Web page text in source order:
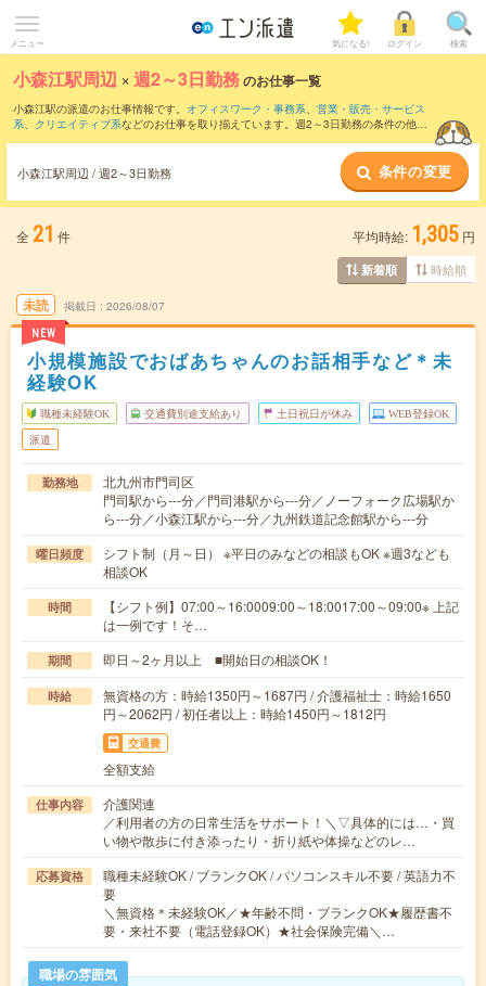
メニュー 気になる! ログイン 検索
小森江駅周辺 ×週2～3日勤務のお仕事一覧
小森江駅の派遣のお仕事情報です。 オフィスワーク・事務系、 営業・販売・サービス
系、 クリエイティブ系などのお仕事を取り揃えています。週2～3日勤務の条件の他
小森江駅周辺 / 週2～3日勤務 条件の変更
全 21 件 平均時給: 1,305 円
新着順 時給順
未読
NEW
掲載日 2026/08/07
小規模施設でおばあちゃんのお話相手など＊未
経験OK
職種未経験OK 交通費別途支給あり 土日祝日が休み WEB登録OK
派遣
勤務地
北九州市門司区
門司駅から---分／門司港駅から---分／ノーフォーク広場駅か
ら---分／小森江駅から---分／九州鉄道記念館駅から---分
曜日頻度
シフト制（月～日） ※平日のみなどの相談もOK ※週3なども
相談OK
時間
【シフト例】07:00～16:0009:00～18:0017:00～09:00※ 上記
は一例です！そ…
期間 即日～2ヶ月以上 ■開始日の相談OK！
時給
無資格の方：時給1350円～1687円 / 介護福祉士：時給1650
円～2062円 / 初任者以上：時給1450円～1812円
交通費
全額支給
仕事内容
介護関連
／利用者の方の日常生活をサポート！＼▽具体的には…・買
い物や散歩に付き添ったり・折り紙や体操などのレ…
応募資格
職種未経験OK / ブランクOK / パソコンスキル不要 / 英語力不
要
＼無資格＊未経験OK／★年齢不問・ブランクOK★履歴書不
要・来社不要（電話登録OK）★社会保険完備＼…
職場の雰囲気